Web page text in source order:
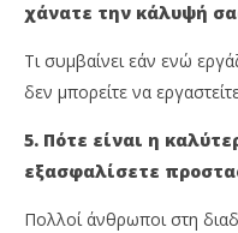
χάνατε την κάλυψή
Τι συμβαίνει εάν ενώ
δεν μπορείτε να
5. Πότε είναι η
εξασφαλίσετε
Πολλοί άνθρωποι στη